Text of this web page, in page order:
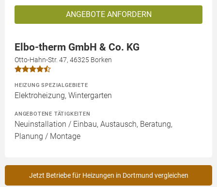
ANGEBOTE ANFORDERN
Elbo-therm GmbH & Co. KG
Otto-Hahn-Str. 47, 46325 Borken
HEIZUNG SPEZIALGEBIETE
Elektroheizung, Wintergarten
ANGEBOTENE TÄTIGKEITEN
Neuinstallation / Einbau, Austausch, Beratung,
Planung / Montage
Jetzt Betriebe für Heizungen in Dortmund vergleichen